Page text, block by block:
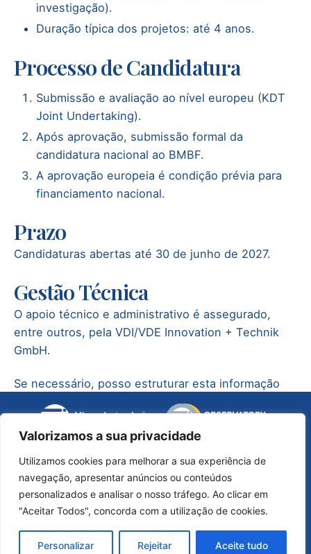
Valorizamos a sua privacidade
Utilizamos cookies para melhorar a sua experiência de
navegação, apresentar anúncios ou conteúdos
personalizados e analisar o nosso tráfego. Ao clicar em
"Aceitar Todos", concorda com a utilização de cookies.
Personalizar Rejeitar Aceite tudo
investigação).
Duração típica dos projetos: até 4 anos.
Processo de Candidatura
Submissão e avaliação ao nível europeu (KDT
Joint Undertaking).
Após aprovação, submissão formal da
candidatura nacional ao BMBF.
A aprovação europeia é condição prévia para
financiamento nacional.
Prazo
Candidaturas abertas até 30 de junho de 2027.
Gestão Técnica
O apoio técnico e administrativo é assegurado,
entre outros, pela VDI/VDE Innovation + Technik
GmbH.
Se necessário, posso estruturar esta informação
num briefing técnico para apoio à decisão (go/no-
consórcios.
Leia o artigo na íntegra:
https://www.grantbite.com/en/funding/bmbf-
microelectronics-kdt-collaborative-projects
a
new
opens
a
new
window
opens
a
new
window
opens
a
new
windowopens